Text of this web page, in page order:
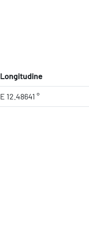
Longitudine
E 12.48641 °